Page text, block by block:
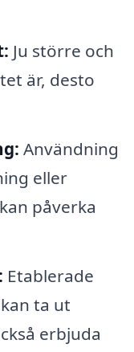
Ju större och
är, desto
Användning
eller
påverka
Etablerade
ta ut
erbjuda